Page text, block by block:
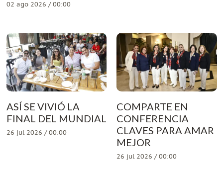
02 ago 2026 / 00:00
ASÍ SE VIVIÓ LA
FINAL DEL MUNDIAL
26 jul 2026 / 00:00
COMPARTE EN
CONFERENCIA
CLAVES PARA AMAR
MEJOR
26 jul 2026 / 00:00